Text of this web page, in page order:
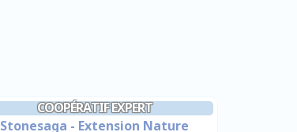
COOPÉRATIF EXPERT
Stonesaga - Extension Nature